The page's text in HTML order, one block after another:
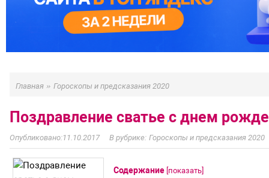
Главная » Гороскопы и предсказания 2020
Поздравление сватье с днем
11.10.2017 Гороскопы и предсказания 2020
Содержание [показать]